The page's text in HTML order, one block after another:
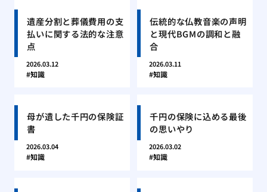
遺産分割と葬儀費用の支
払いに関する法的な注意
点
2026.03.12
知識
伝統的な仏教音楽の声明
と現代BGMの調和と融
合
2026.03.11
知識
母が遺した千円の保険証
書
2026.03.04
知識
千円の保険に込める最後
の思いやり
2026.03.02
知識